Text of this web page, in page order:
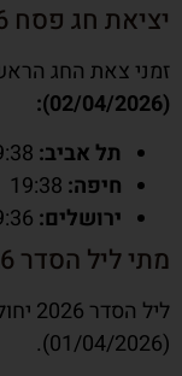
יציאת חג פסח 2026 – צאת החג הראשון
זמני צאת החג
(02/04/2026):
תל אביב:
חיפה:
ירושלים:
מתי ליל הסדר 2026?
ליל
(01/04/2026).